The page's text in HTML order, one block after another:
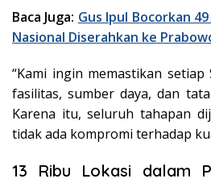
Baca Juga: Gus Ipul Bocorkan
Nasional Diserahkan ke
“Kami ingin memastikan setiap
fasilitas, sumber daya, dan
Karena itu, seluruh tahapan
tidak ada kompromi terhadap
13 Ribu Lokasi dalam